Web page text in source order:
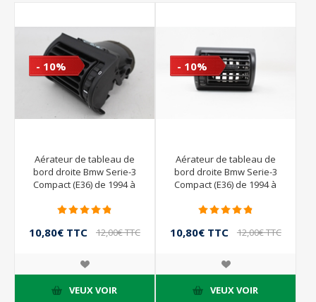
- 10%
Aérateur de tableau de
bord droite Bmw Serie-3
Compact (E36) de 1994 à
10,80€ TTC 12,00€ TTC
VEUX VOIR
- 10%
Aérateur de tableau de
bord droite Bmw Serie-3
Compact (E36) de 1994 à
10,80€ TTC 12,00€ TTC
VEUX VOIR